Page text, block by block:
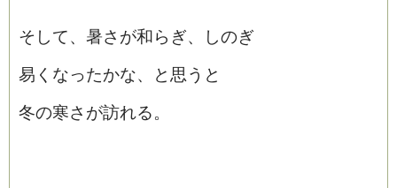
そして、暑さが和らぎ、しのぎ
易くなったかな、と思うと
冬の寒さが訪れる。